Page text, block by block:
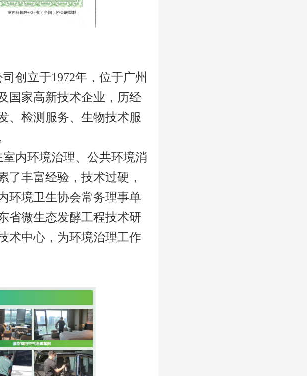
创立于1972年，位于广州
国家高新技术企业，历经
、检测服务、生物技术服
内环境治理、公共环境消
了丰富经验，技术过硬，
环境卫生协会常务理事单
省微生态发酵工程技术研
术中心，为环境治理工作